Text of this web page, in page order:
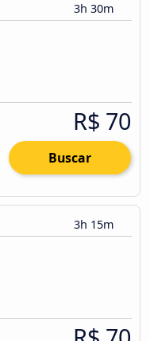
3h 30m
R$ 70
Buscar
3h 15m